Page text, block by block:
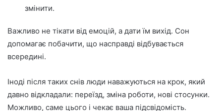
змінити.
Важливо не тікати від емоцій, а дати їм вихід. Сон
допомагає побачити, що насправді відбувається
всередині.
Іноді після таких снів люди наважуються на крок, який
давно відкладали: переїзд, зміна роботи, нові стосунки.
Можливо, саме цього і чекає ваша підсвідомість.